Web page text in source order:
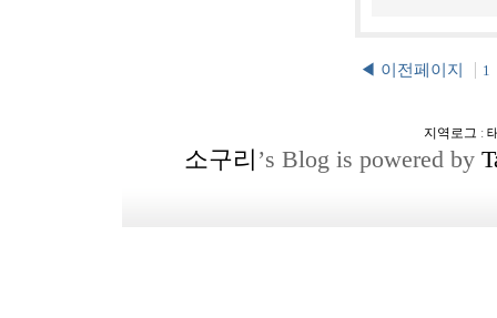
◀ 이전페이지 1
지역로그 :
소구리 ’s Blog is powered by